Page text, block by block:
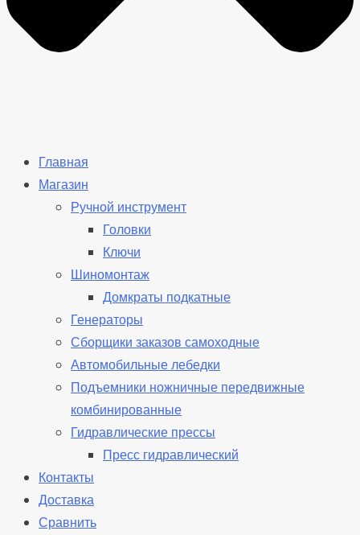
Главная
Магазин
Ручной инструмент
Головки
Ключи
Шиномонтаж
Домкраты подкатные
Генераторы
Сборщики заказов самоходные
Автомобильные лебедки
Подъемники ножничные передвижные
комбинированные
Гидравлические прессы
Пресс гидравлический
Контакты
Доставка
Сравнить